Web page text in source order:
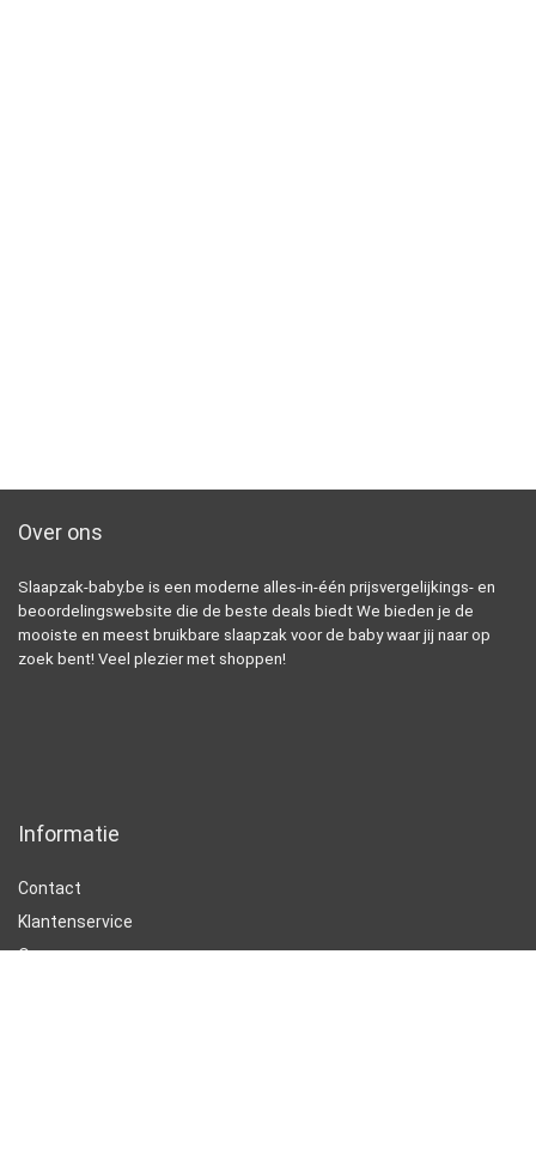
Over ons
Slaapzak-baby.be is een moderne alles-in-één prijsvergelijkings- en
beoordelingswebsite die de beste deals biedt We bieden je de
mooiste en meest bruikbare slaapzak voor de baby waar jij naar op
zoek bent! Veel plezier met shoppen!
Informatie
Contact
Klantenservice
Over ons